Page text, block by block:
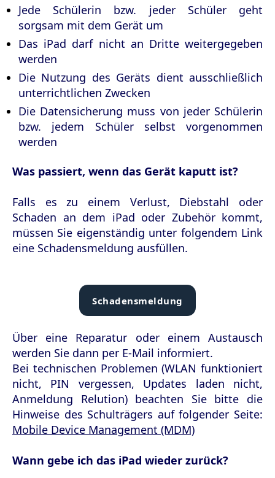
Jede Schülerin bzw. jeder Schüler geht
sorgsam mit dem Gerät um
Das iPad darf nicht an Dritte weitergegeben
werden
Die Nutzung des Geräts dient ausschließlich
unterrichtlichen Zwecken
Die Datensicherung muss von jeder Schülerin
bzw. jedem Schüler selbst vorgenommen
werden
Was passiert, wenn das Gerät kaputt ist?
Falls es zu einem Verlust, Diebstahl oder
Schaden an dem iPad oder Zubehör kommt,
müssen Sie eigenständig unter folgendem Link
eine Schadensmeldung ausfüllen.
Schadensmeldung
Über eine Reparatur oder einem Austausch
werden Sie dann per E-Mail informiert.
Bei technischen Problemen (WLAN funktioniert
nicht, PIN vergessen, Updates laden nicht,
Anmeldung Relution) beachten Sie bitte die
Hinweise des Schulträgers auf folgender Seite:
Mobile Device Management (MDM)
Wann gebe ich das iPad wieder zurück?